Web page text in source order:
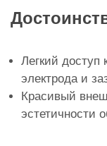
Легкий доступ
электрода и
Красивый
эстетичности